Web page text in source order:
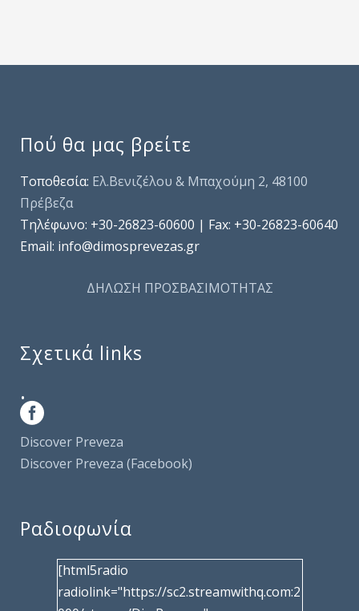
Πού θα μας βρείτε
Τοποθεσία: Ελ.Βενιζέλου & Μπαχούμη 2, 48100
Πρέβεζα
Τηλέφωνo: +30-26823-60600 | Fax: +30-26823-60640
Email: info@dimosprevezas.gr
ΔΗΛΩΣΗ ΠΡΟΣΒΑΣΙΜΟΤΗΤΑΣ
Σχετικά links
.
Discover Preveza
Discover Preveza (Facebook)
Ραδιοφωνία
[html5radio
radiolink="https://sc2.streamwithq.com:2